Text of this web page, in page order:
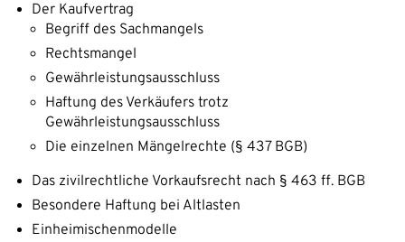
Der Kaufvertrag
Begriff des Sachmangels
Rechtsmangel
Gewährleistungsausschluss
Haftung des Verkäufers trotz
Gewährleistungsausschluss
Die einzelnen Mängelrechte (§ 437 BGB)
Das zivilrechtliche Vorkaufsrecht nach § 463 ff. BGB
Besondere Haftung bei Altlasten
Einheimischenmodelle